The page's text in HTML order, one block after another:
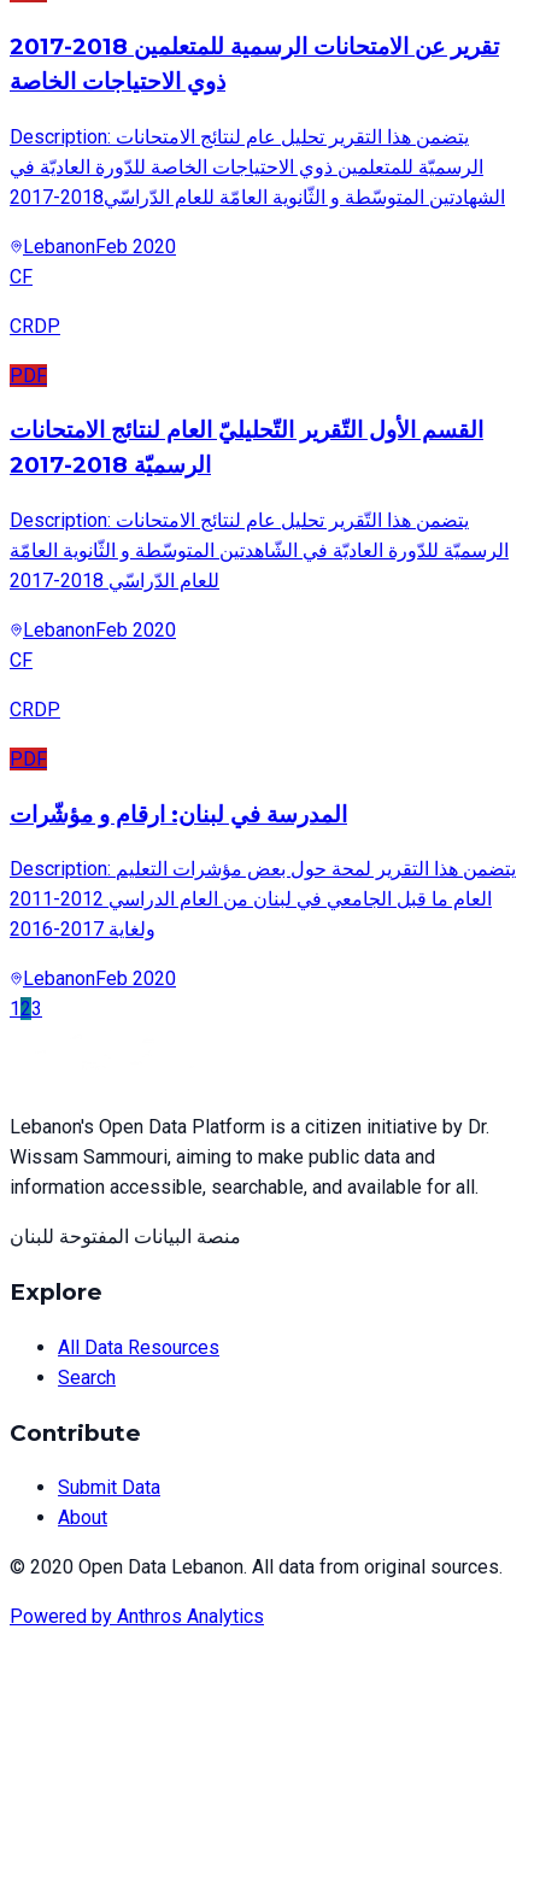
2017-2018 تقرير عن الامتحانات الرسمية للمتعلمين
ذوي الاحتياجات الخاصة
Description: يتضمن هذا التقرير تحليل عام لنتائج الامتحانات
الرسميّة للمتعلمين ذوي الاحتياجات الخاصة للدّورة العاديّة في
الشهادتين المتوسّطة و الثّانوية العامّة للعام الدّراسّي2018-2017
LebanonFeb 2020
CF
CRDP
PDF
القسم الأول التّقرير التّحليليّ العام لنتائج الامتحانات
الرسميّة 2018-2017
Description: يتضمن هذا التّقرير تحليل عام لنتائج الامتحانات
الرسميّة للدّورة العاديّة في الشّاهدتين المتوسّطة و الثّانوية العامّة
للعام الدّراسّي 2018-2017
LebanonFeb 2020
CF
CRDP
PDF
المدرسة في لبنان: ارقام و مؤشّرات
Description: يتضمن هذا التقرير لمحة حول بعض مؤشرات التعليم
العام ما قبل الجامعي في لبنان من العام الدراسي 2012-2011
ولغاية 2017-2016
LebanonFeb 2020
123
Lebanon's Open Data Platform is a citizen initiative by Dr.
Wissam Sammouri, aiming to make public data and
information accessible, searchable, and available for all.
منصة البيانات المفتوحة للبنان
Explore
All Data Resources
Search
Contribute
Submit Data
About
© 2020 Open Data Lebanon. All data from original sources.
Powered by Anthros Analytics